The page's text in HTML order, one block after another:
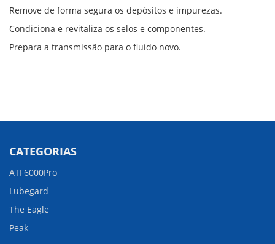
Remove de forma segura os depósitos e impurezas.
Condiciona e revitaliza os selos e componentes.
Prepara a transmissão para o fluído novo.
CATEGORIAS
ATF6000Pro
Lubegard
The Eagle
Peak